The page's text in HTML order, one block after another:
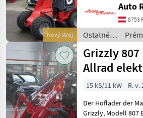
Nový stroj
Dieselmotor, Leistung: 18, 2
kW / 24, 4 PS, max.
Drehmoment: 70, 4
2.200 U/min, Perfor
Auto
8753
Ostatné
silové
stroje /
Grizzly
Grizzly 807
Allrad
Hoflader
Kabin
15 kS/11 kW R. v.
Der Hoflader der
Grizzly, Modell 807 Elektro,